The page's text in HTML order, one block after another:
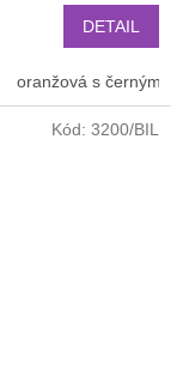
DETAIL
oranžová s černým
Kód: 3200/BIL